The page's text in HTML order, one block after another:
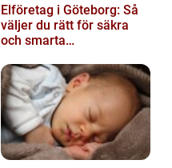
Elföretag i Göteborg: Så
väljer du rätt för säkra
och smarta